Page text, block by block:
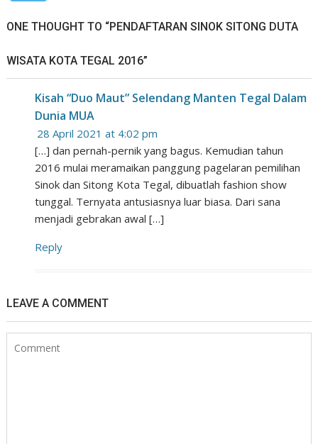
ONE THOUGHT TO “PENDAFTARAN SINOK SITONG DUTA
WISATA KOTA TEGAL 2016”
Kisah “Duo Maut” Selendang Manten Tegal Dalam
Dunia MUA
28 April 2021 at 4:02 pm
[…] dan pernah-pernik yang bagus. Kemudian tahun
2016 mulai meramaikan panggung pagelaran pemilihan
Sinok dan Sitong Kota Tegal, dibuatlah fashion show
tunggal. Ternyata antusiasnya luar biasa. Dari sana
menjadi gebrakan awal […]
Reply
LEAVE A COMMENT